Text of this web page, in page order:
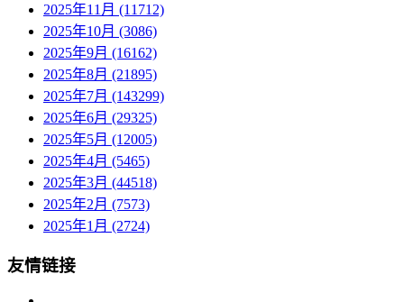
2025年11月 (11712)
2025年10月 (3086)
2025年9月 (16162)
2025年8月 (21895)
2025年7月 (143299)
2025年6月 (29325)
2025年5月 (12005)
2025年4月 (5465)
2025年3月 (44518)
2025年2月 (7573)
2025年1月 (2724)
友情链接